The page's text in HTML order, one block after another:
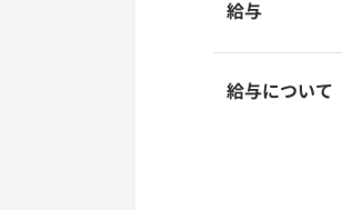
給与
給与について